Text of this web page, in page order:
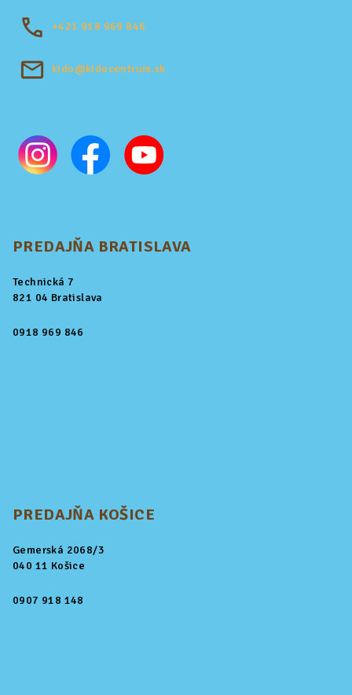
+421 918 969 846
kido@kidocentrum.sk
PREDAJŇA BRATISLAVA
Technická 7
821 04 Bratislava
0918 969 846
PREDAJŇA KOŠICE
Gemerská 2068/3
040 11 Košice
0907 918 148